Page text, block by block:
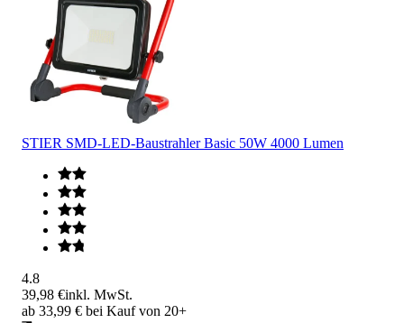
STIER SMD-LED-Baustrahler Basic 50W 4000 Lumen
4.8
39,98 €inkl. MwSt.
ab 33,99 € bei Kauf von 20+